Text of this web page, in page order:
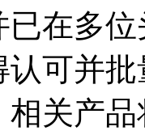
已在多
可并
相关产